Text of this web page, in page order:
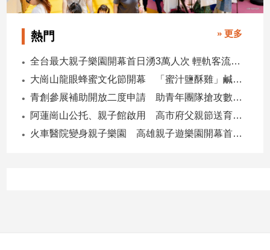
熱門 » 更多
全台最大親子樂園開幕首日湧3萬人次 輕軌客流增20倍
大崗山龍眼蜂蜜文化節開幕 「蜜汁鹽酥雞」鹹甜跨界搶話題
青創參展補助開放二度申請 助青年團隊搶攻數位轉型商機
阿蓮崗山公托、親子館啟用 高市府父親節送育兒暖禮
火車醫院變身親子樂園 高雄親子遊樂園開幕首日爆棚